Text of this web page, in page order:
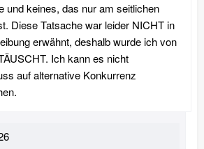
und keines, das nur am seitlichen
Diese Tatsache war leider NICHT in
erwähnt, deshalb wurde ich von
Ich kann es nicht
auf alternative Konkurrenz